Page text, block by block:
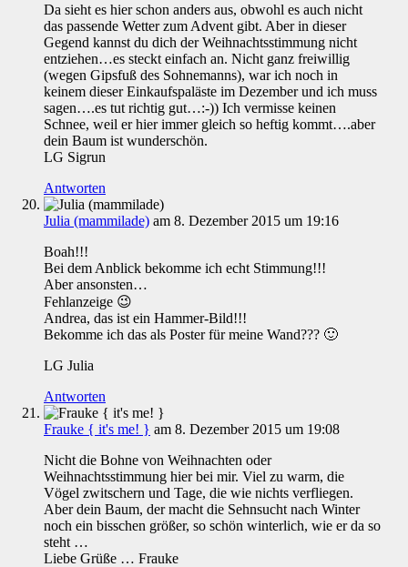
Da sieht es hier schon anders aus, obwohl es auch nicht
das passende Wetter zum Advent gibt. Aber in dieser
Gegend kannst du dich der Weihnachtsstimmung nicht
entziehen…es steckt einfach an. Nicht ganz freiwillig
(wegen Gipsfuß des Sohnemanns), war ich noch in
keinem dieser Einkaufspaläste im Dezember und ich muss
sagen….es tut richtig gut…:-)) Ich vermisse keinen
Schnee, weil er hier immer gleich so heftig kommt….aber
dein Baum ist wunderschön.
LG Sigrun
Antworten
Julia (mammilade) am 8. Dezember 2015 um 19:16
Boah!!!
Bei dem Anblick bekomme ich echt Stimmung!!!
Aber ansonsten…
Fehlanzeige 😉
Andrea, das ist ein Hammer-Bild!!!
Bekomme ich das als Poster für meine Wand??? 🙂
LG Julia
Antworten
Frauke { it's me! } am 8. Dezember 2015 um 19:08
Nicht die Bohne von Weihnachten oder
Weihnachtsstimmung hier bei mir. Viel zu warm, die
Vögel zwitschern und Tage, die wie nichts verfliegen.
Aber dein Baum, der macht die Sehnsucht nach Winter
noch ein bisschen größer, so schön winterlich, wie er da so
steht …
Liebe Grüße … Frauke